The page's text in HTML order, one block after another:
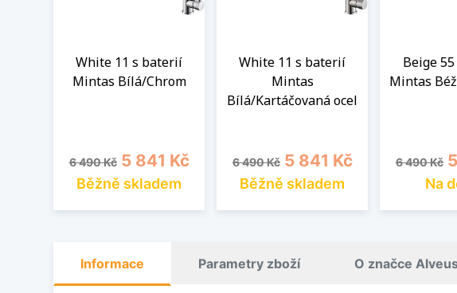
White 11 s baterií
Mintas Bílá/Chrom
Běžná cena
6 490 Kč Cena
5 841 Kč
Běžně skladem
White 11 s baterií
Mintas
Bílá/Kartáčovaná ocel
Běžná cena
6 490 Kč Cena
5 841 Kč
Běžně skladem
Beige
Mintas
Běžná
6 490 Kč
Na
Informace Parametry zboží O značce